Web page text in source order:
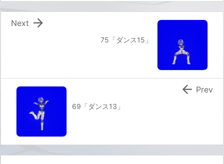
75「ダンス15」

Next
69「ダンス13」
 Prev